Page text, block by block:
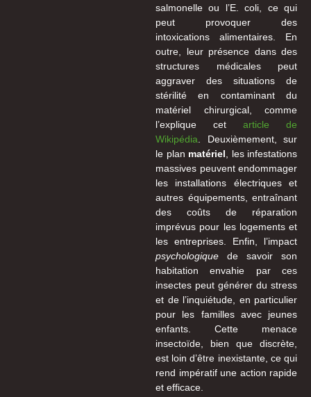
salmonelle ou l’E. coli, ce qui
peut provoquer des
intoxications alimentaires. En
outre, leur présence dans des
structures médicales peut
aggraver des situations de
stérilité en contaminant du
matériel chirurgical, comme
l’explique cet article de
Wikipédia. Deuxièmement, sur
le plan matériel, les infestations
massives peuvent endommager
les installations électriques et
autres équipements, entraînant
des coûts de réparation
imprévus pour les logements et
les entreprises. Enfin, l’impact
psychologique de savoir son
habitation envahie par ces
insectes peut générer du stress
et de l’inquiétude, en particulier
pour les familles avec jeunes
enfants. Cette menace
insectoïde, bien que discrète,
est loin d’être inexistante, ce qui
rend impératif une action rapide
et efficace.